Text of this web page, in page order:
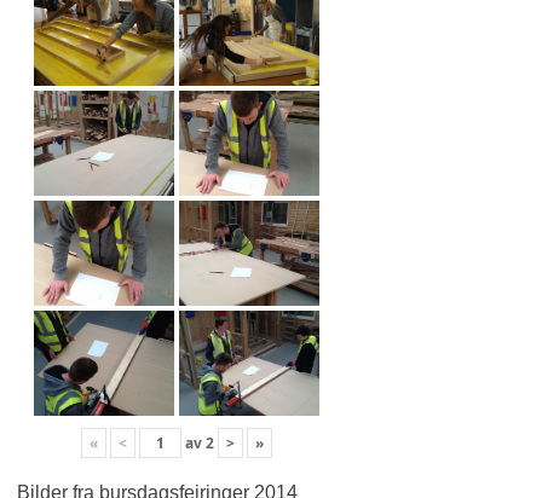
« < av2 > »
Bilder fra bursdagsfeiringer 2014